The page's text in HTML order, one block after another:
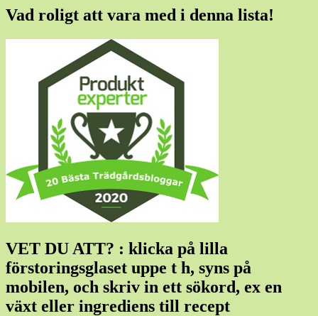
Vad roligt att vara med i denna lista!
VET DU ATT? : klicka på lilla
förstoringsglaset uppe t h, syns på
mobilen, och skriv in ett sökord, ex en
växt eller ingrediens till recept